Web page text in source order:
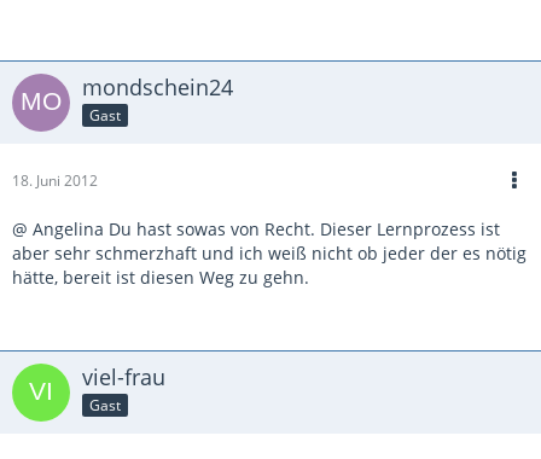
mondschein24
Gast
18. Juni 2012
@ Angelina Du hast sowas von Recht. Dieser Lernprozess ist
aber sehr schmerzhaft und ich weiß nicht ob jeder der es nötig
hätte, bereit ist diesen Weg zu gehn.
viel-frau
Gast